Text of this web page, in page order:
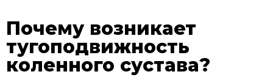
Почему возникает
тугоподвижность
коленного сустава?